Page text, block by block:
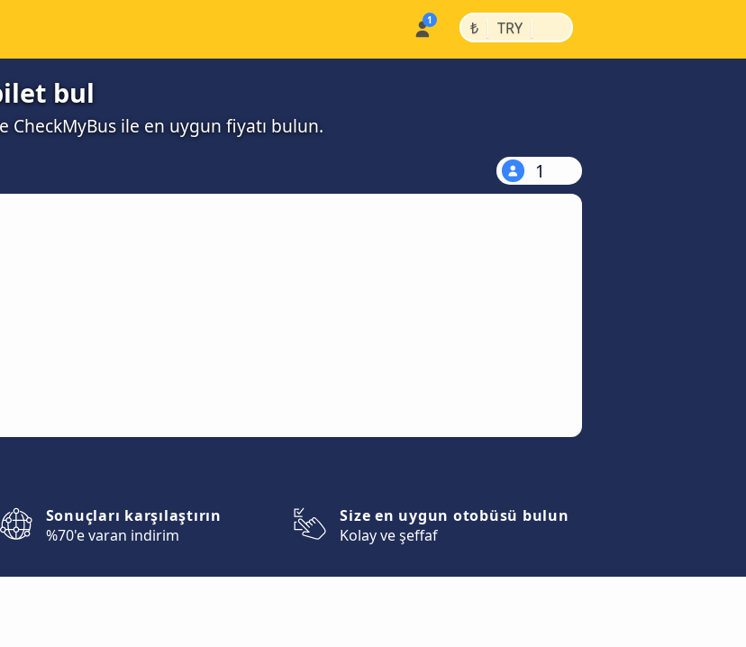
₺ | TRY |
bul
CheckMyBus ile en uygun fiyatı bulun.
1
Sonuçları karşılaştırın
%70'e varan indirim
Size en uygun otobüsü bulun
Kolay ve şeffaf